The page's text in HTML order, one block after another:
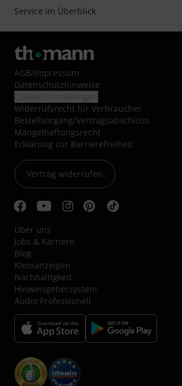
Service im Überblick
AGB/Impressum
Datenschutzhinweise
Widerrufsrecht für Verbraucher
Bestellvorgang/Vertragsabschluss
Mängelhaftungsrecht
Erklärung zur Barrierefreiheit
Vertrag widerrufen
Über uns
Jobs & Karriere
Blog
Kleinanzeigen
Nachhaltigkeit
Hinweisgebersystem
Audio Professionell